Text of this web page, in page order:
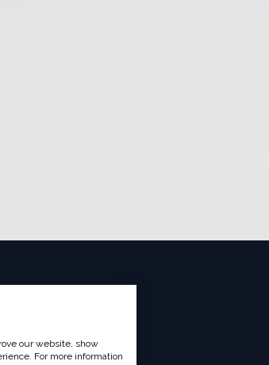
our website, show
For more information